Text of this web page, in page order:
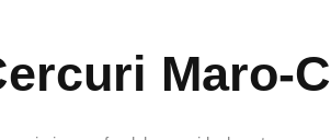
Maro-